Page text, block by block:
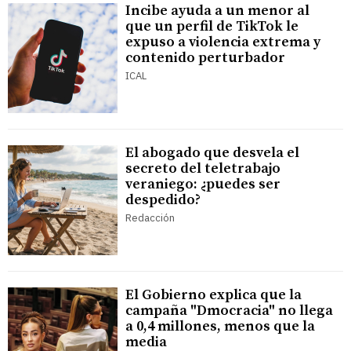
Incibe ayuda a un menor al
que un perfil de TikTok le
expuso a violencia extrema y
contenido perturbador
ICAL
El abogado que desvela el
secreto del teletrabajo
veraniego: ¿puedes ser
despedido?
Redacción
El Gobierno explica que la
campaña "Dmocracia" no llega
a 0,4 millones, menos que la
media